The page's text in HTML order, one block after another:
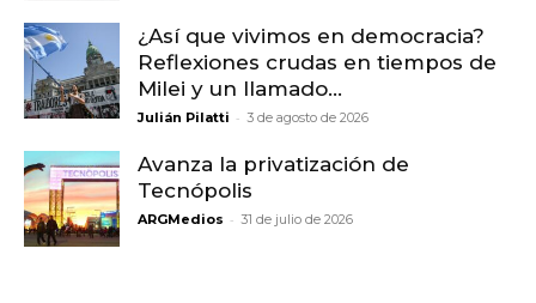
¿Así que vivimos en democracia?
Reflexiones crudas en tiempos de
Milei y un llamado...
Julián Pilatti - 3 de agosto de 2026
Avanza la privatización de
Tecnópolis
ARGMedios - 31 de julio de 2026